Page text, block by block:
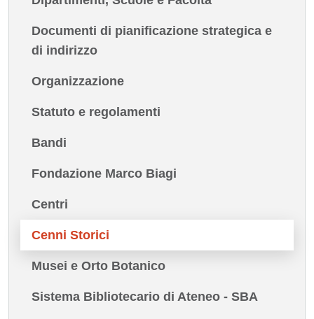
Documenti di pianificazione strategica e
di indirizzo
Organizzazione
Statuto e regolamenti
Bandi
Fondazione Marco Biagi
Centri
Cenni Storici
Musei e Orto Botanico
Sistema Bibliotecario di Ateneo - SBA